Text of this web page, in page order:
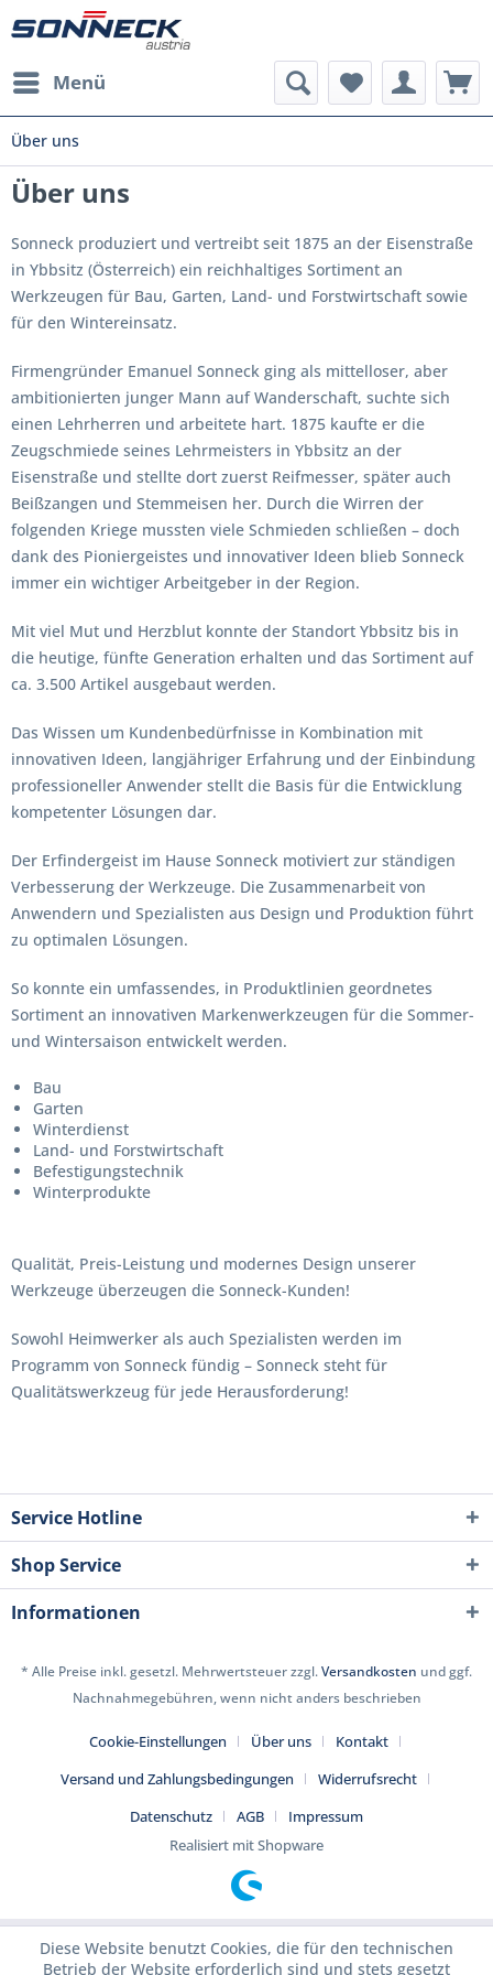
Menü
Über uns
Über uns
Sonneck produziert und vertreibt seit 1875 an der Eisenstraße
in Ybbsitz (Österreich) ein reichhaltiges Sortiment an
Werkzeugen für Bau, Garten, Land- und Forstwirtschaft sowie
für den Wintereinsatz.
Firmengründer Emanuel Sonneck ging als mittelloser, aber
ambitionierten junger Mann auf Wanderschaft, suchte sich
einen Lehrherren und arbeitete hart. 1875 kaufte er die
Zeugschmiede seines Lehrmeisters in Ybbsitz an der
Eisenstraße und stellte dort zuerst Reifmesser, später auch
Beißzangen und Stemmeisen her. Durch die Wirren der
folgenden Kriege mussten viele Schmieden schließen – doch
dank des Pioniergeistes und innovativer Ideen blieb Sonneck
immer ein wichtiger Arbeitgeber in der Region.
Mit viel Mut und Herzblut konnte der Standort Ybbsitz bis in
die heutige, fünfte Generation erhalten und das Sortiment auf
ca. 3.500 Artikel ausgebaut werden.
Das Wissen um Kundenbedürfnisse in Kombination mit
innovativen Ideen, langjähriger Erfahrung und der Einbindung
professioneller Anwender stellt die Basis für die Entwicklung
kompetenter Lösungen dar.
Der Erfindergeist im Hause Sonneck motiviert zur ständigen
Verbesserung der Werkzeuge. Die Zusammenarbeit von
Anwendern und Spezialisten aus Design und Produktion führt
zu optimalen Lösungen.
So konnte ein umfassendes, in Produktlinien geordnetes
Sortiment an innovativen Markenwerkzeugen für die Sommer-
und Wintersaison entwickelt werden.
Bau
Garten
Winterdienst
Land- und Forstwirtschaft
Befestigungstechnik
Winterprodukte
Qualität, Preis-Leistung und modernes Design unserer
Werkzeuge überzeugen die Sonneck-Kunden!
Sowohl Heimwerker als auch Spezialisten werden im
Programm von Sonneck fündig – Sonneck steht für
Qualitätswerkzeug für jede Herausforderung!
Service Hotline
Shop Service
Informationen
* Alle Preise inkl. gesetzl. Mehrwertsteuer zzgl.Versandkosten und ggf.
Nachnahmegebühren, wenn nicht anders beschrieben
Cookie-Einstellungen Über uns
Kontakt
Versand und Zahlungsbedingungen
Widerrufsrecht
Datenschutz
AGB
Impressum
Realisiert mit Shopware
Diese Website benutzt Cookies, die für den technischen
Betrieb der Website erforderlich sind und stets gesetzt